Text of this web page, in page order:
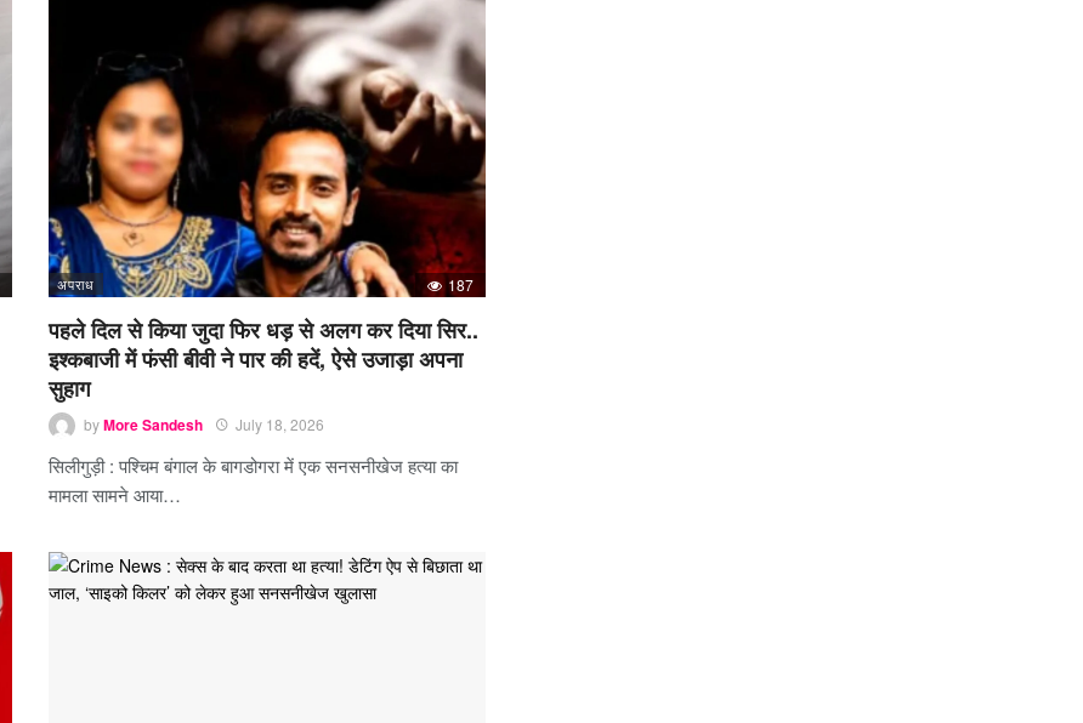
अपराध 187
पहले दिल से किया जुदा फिर धड़ से अलग कर दिया सिर..
इश्कबाजी में फंसी बीवी ने पार की हदें, ऐसे उजाड़ा अपना
सुहाग
byMore Sandesh July 18, 2026
सिलीगुड़ी : पश्चिम बंगाल के बागडोगरा में एक सनसनीखेज हत्या का
मामला सामने आया…